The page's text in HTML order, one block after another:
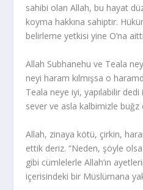
sahibi olan Allah, bu hayat
koyma hakkına sahiptir.
belirleme yetkisi yine O’na
Allah Subhanehu ve Teala
neyi haram kılmışsa o
Teala neye iyi, yapılabilir
sever ve asla kalbimizle buğz
Allah, zinaya kötü, çirkin,
ettik deriz. “Neden, şöyle
gibi cümlelerle Allah’ın
içerisindeki bir Müslümana